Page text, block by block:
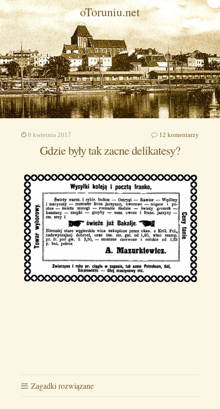
oToruniu.net
8 kwietnia 2017 12 komentarzy
Gdzie były tak zacne delikatesy?
Zagadki rozwiązane